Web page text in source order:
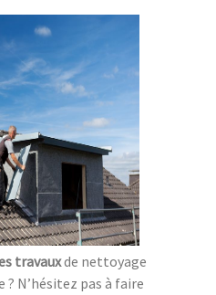
travauxde nettoyage
N’hésitez pas à faire